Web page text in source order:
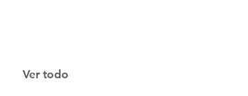
Ver todo